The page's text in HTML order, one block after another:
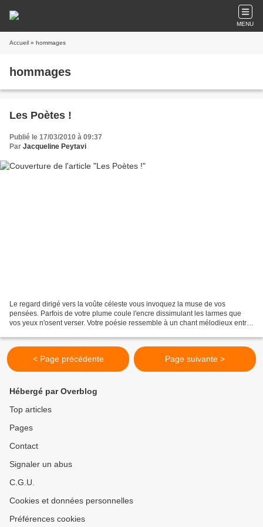
MENU
Accueil » hommages
hommages
Les Poètes !
Publié le 17/03/2010 à 09:37
Par Jacqueline Peytavi
Le regard dirigé vers la voûte céleste vous invoquez la muse de vos
pensées. Parfois de votre plume coule l'encre dissimulant les larmes que
vos yeux n'osent verser. Votre poésie ressemble à un chant mélodieux entre
< Page précédente Page suivante >
Hébergé par Overblog
Top articles
Pages
Contact
Signaler un abus
C.G.U.
Cookies et données personnelles
Préférences cookies